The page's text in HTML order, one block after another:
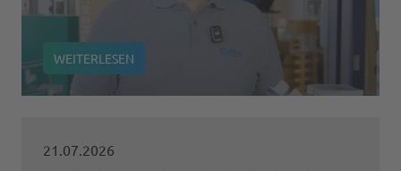
WEITERLESEN
21.07.2026